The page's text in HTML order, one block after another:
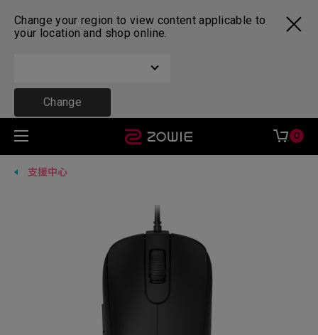
Change your region to view content applicable to
your location and shop online.
Change
0
支援中心